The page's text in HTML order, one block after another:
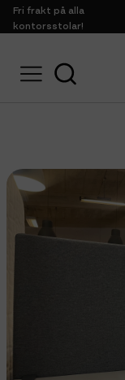
Fri frakt på alla
kontorsstolar!
Hem Ljudabsorbenter